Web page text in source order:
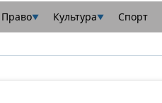
Право▼ Культура▼ Спорт